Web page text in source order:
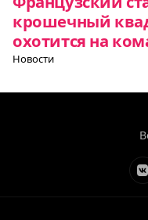
крошечный
охотится на
Новости